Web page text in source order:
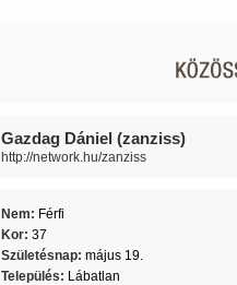
Gazdag Dániel (zanziss)
http://network.hu/zanziss
Nem: Férfi
Kor: 37
Születésnap: május 19.
Település: Lábatlan